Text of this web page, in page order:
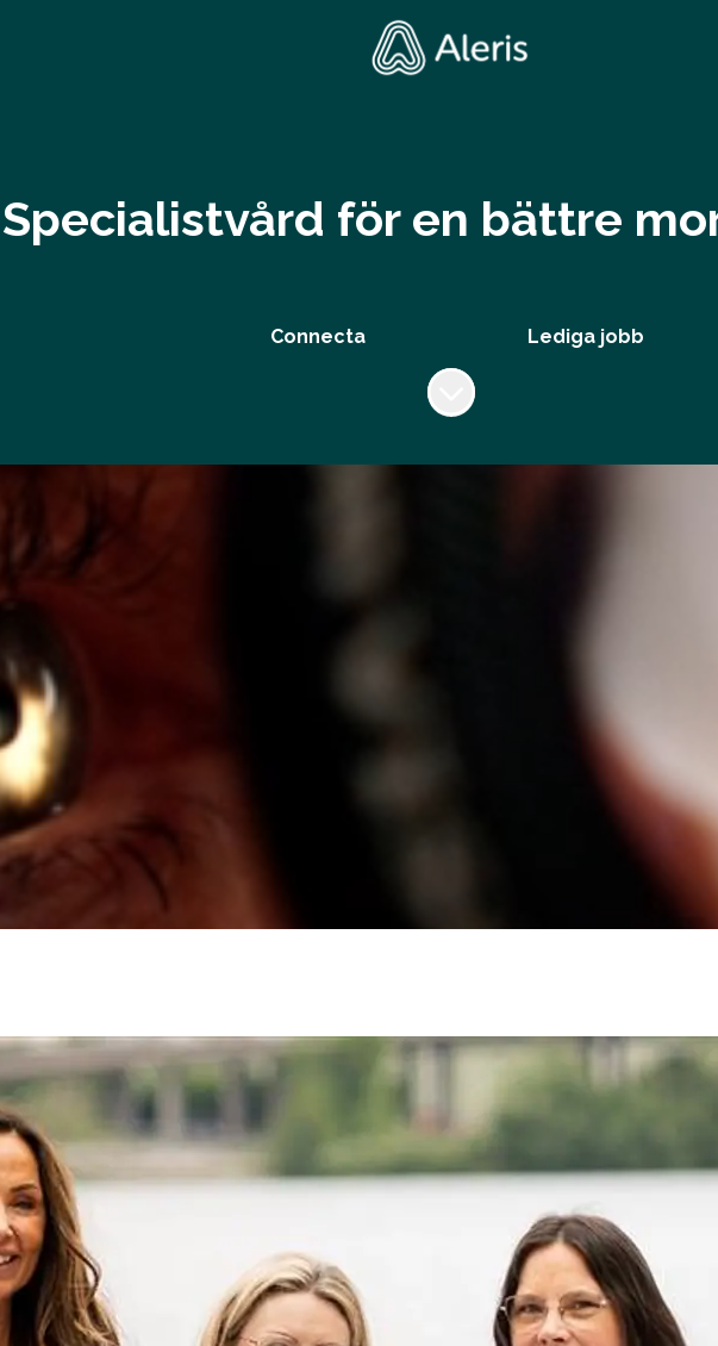
Specialistvård för en bättre
Connecta
Lediga jobb
Skrolla för mer innehåll
Vi är omtyckta av både patienter och anställda och
– och arbetsplatsen för den. Ingenting är så viktigt som
medarbetare för att vi ska fortsätta lyckas.
Vill du vara med och skapa ett ledande vårdföretag?
Vi bygger ett innovativt skandinaviskt
kommit en bra bit på vägen. Idag tar vi emot patienter
platser i Sverige, Norge och Danmark.